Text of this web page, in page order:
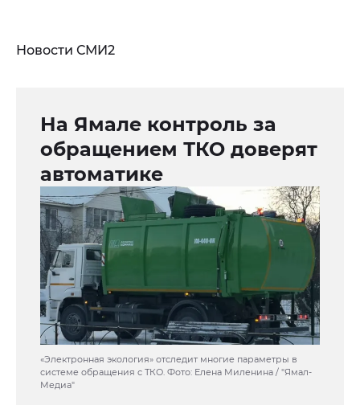
Новости СМИ2
На Ямале контроль за
обращением ТКО доверят
автоматике
«Электронная экология» отследит многие параметры в
системе обращения с ТКО. Фото: Елена Миленина / "Ямал-
Медиа"